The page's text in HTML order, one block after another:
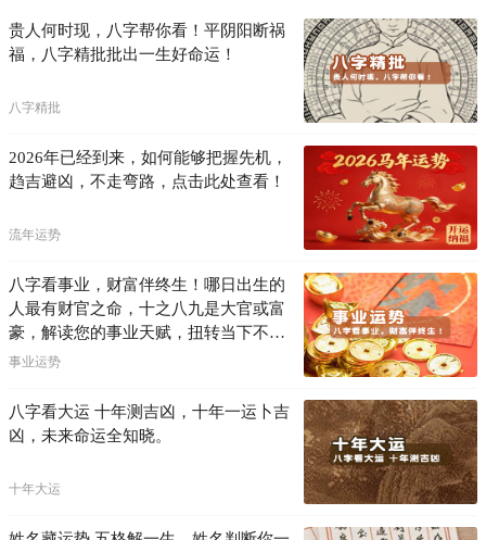
贵人何时现，八字帮你看！平阴阳断祸
福，八字精批批出一生好命运！
八字精批
2026年已经到来，如何能够把握先机，
趋吉避凶，不走弯路，点击此处查看！
流年运势
八字看事业，财富伴终生！哪日出生的
人最有财官之命，十之八九是大官或富
豪，解读您的事业天赋，扭转当下不利
困局！！
事业运势
八字看大运 十年测吉凶，十年一运卜吉
凶，未来命运全知晓。
十年大运